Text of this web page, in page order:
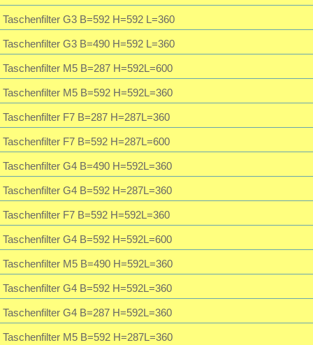
Taschenfilter G3 B=592 H=592 L=360
Taschenfilter G3 B=490 H=592 L=360
Taschenfilter M5 B=287 H=592L=600
Taschenfilter M5 B=592 H=592L=360
Taschenfilter F7 B=287 H=287L=360
Taschenfilter F7 B=592 H=287L=600
Taschenfilter G4 B=490 H=592L=360
Taschenfilter G4 B=592 H=287L=360
Taschenfilter F7 B=592 H=592L=360
Taschenfilter G4 B=592 H=592L=600
Taschenfilter M5 B=490 H=592L=360
Taschenfilter G4 B=592 H=592L=360
Taschenfilter G4 B=287 H=592L=360
Taschenfilter M5 B=592 H=287L=360